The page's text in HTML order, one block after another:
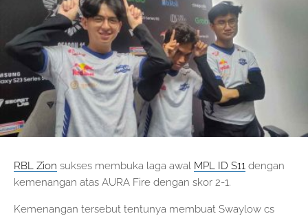
RBL Zion sukses membuka laga awal MPL ID S11 dengan
kemenangan atas AURA Fire dengan skor 2-1.
Kemenangan tersebut tentunya membuat Swaylow cs